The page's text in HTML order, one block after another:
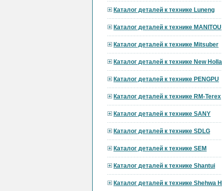
Каталог деталей к технике Luneng
Каталог деталей к технике MANITOU
Каталог деталей к технике Mitsuber
Каталог деталей к технике New
Каталог деталей к технике PENGPU
Каталог деталей к технике RM-Terex
Каталог деталей к технике SANY
Каталог деталей к технике SDLG
Каталог деталей к технике SEM
Каталог деталей к технике Shantui
Каталог деталей к технике Shehwa